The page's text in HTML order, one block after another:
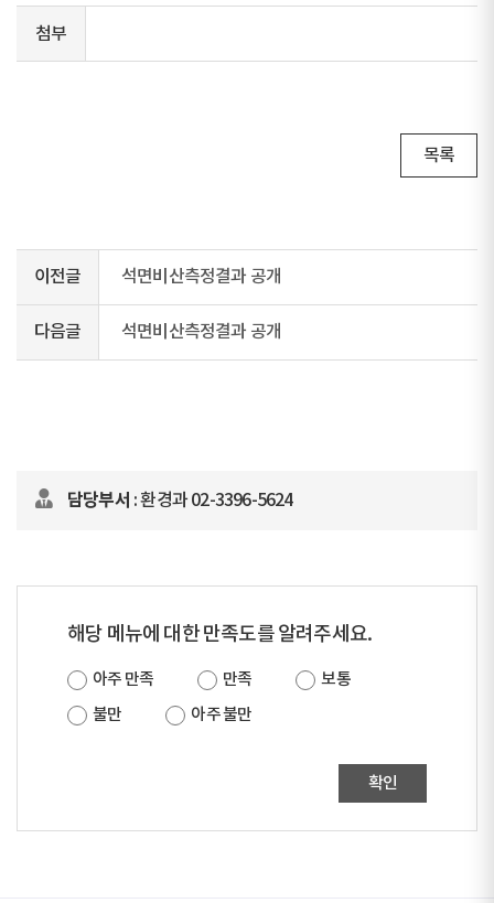
첨부
목록
이전글 석면비산측정결과 공개
다음글 석면비산측정결과 공개
담당부서 : 환경과 02-3396-5624
해당 메뉴에 대한 만족도를 알려주세요.
아주 만족 만족
보통
불만
아주 불만
확인